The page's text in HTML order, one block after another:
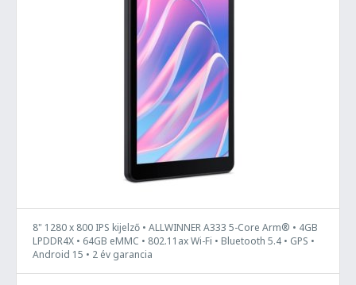
8" 1280 x 800 IPS kijelző • ALLWINNER A333 5-Core Arm® • 4GB
LPDDR4X • 64GB eMMC • 802.11ax Wi-Fi • Bluetooth 5.4 • GPS •
Android 15 • 2 év garancia